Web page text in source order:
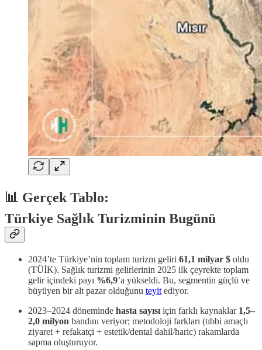
📊 Gerçek Tablo:
Türkiye Sağlık Turizminin Bugünü
2024’te Türkiye’nin toplam turizm geliri 61,1 milyar $ oldu
(TÜİK). Sağlık turizmi gelirlerinin 2025 ilk çeyrekte toplam
gelir içindeki payı %6,9’a yükseldi. Bu, segmentin güçlü ve
büyüyen bir alt pazar olduğunu teyit ediyor.
2023–2024 döneminde hasta sayısı için farklı kaynaklar 1,5–
2,0 milyon bandını veriyor; metodoloji farkları (tıbbi amaçlı
ziyaret + refakatçi + estetik/dental dahil/haric) rakamlarda
sapma oluşturuyor.